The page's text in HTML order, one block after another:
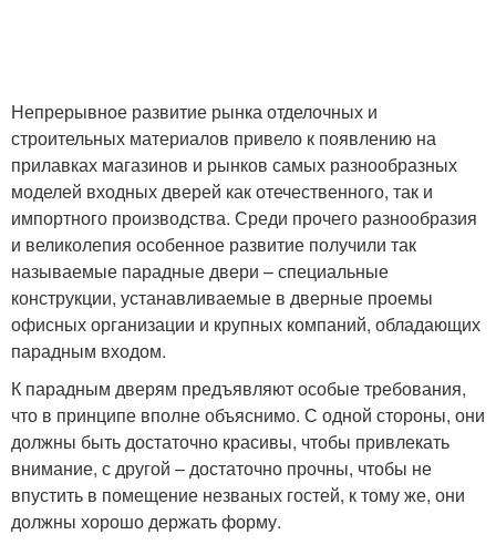
Непрерывное развитие рынка отделочных и
строительных материалов привело к появлению на
прилавках магазинов и рынков самых разнообразных
моделей входных дверей как отечественного, так и
импортного производства. Среди прочего разнообразия
и великолепия особенное развитие получили так
называемые парадные двери – специальные
конструкции, устанавливаемые в дверные проемы
офисных организации и крупных компаний, обладающих
парадным входом.
К парадным дверям предъявляют особые требования,
что в принципе вполне объяснимо. С одной стороны, они
должны быть достаточно красивы, чтобы привлекать
внимание, с другой – достаточно прочны, чтобы не
впустить в помещение незваных гостей, к тому же, они
должны хорошо держать форму.